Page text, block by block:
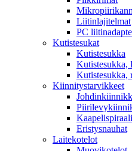
Liitinlajitelmat
PC
Kutistesukat
Kutistesukka
Kutistesukka,
Kutistesukka,
Kiinnitystarvikkeet
Eristysnauhat
Laitekotelot